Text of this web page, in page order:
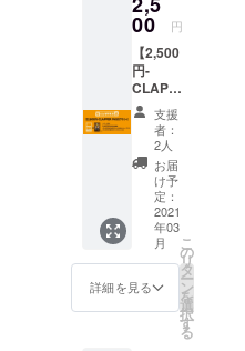
口に掲
載
※「支援
時、必
ず備考
欄にご
希望の
お名前
をご記
入くだ
さい。
第三者
を特定
する内
容や公
序良俗
00 円
【2,500
円-
CLAPP
ER
PASSプ
ラン-】
-リター
ン内
容-
CLAPP
ERの
PASSを
ご提
供！! ・
CLAPP
ERの
支援
者：
2人
お届
け予
定：
2021
年03
月
詳細を見る
こ
の
リ
タ
ー
ン
を
選
択
す
る